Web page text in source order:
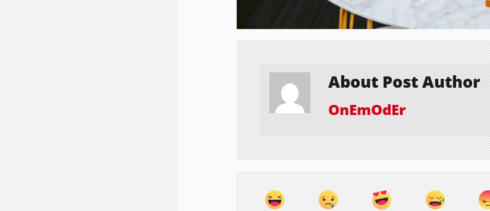
About Post Author
OnEmOdEr